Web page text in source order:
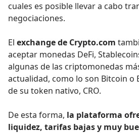
cuales es posible llevar a cabo
negociaciones.
El exchange de Crypto.com
aceptar monedas DeFi,
algunas de las criptomonedas
actualidad, como lo son Bitcoin o
de su token nativo, CRO.
De esta forma, la plataforma
liquidez, tarifas bajas y muy